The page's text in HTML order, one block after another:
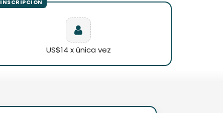
US$14 x única vez